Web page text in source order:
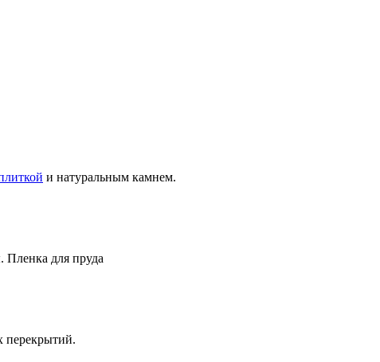
и натуральным камнем.
для пруда
перекрытий.